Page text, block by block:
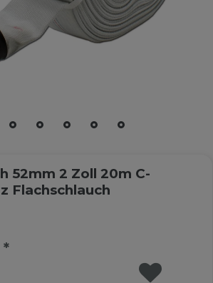
52mm 2 Zoll 20m C-
Flachschlauch
*